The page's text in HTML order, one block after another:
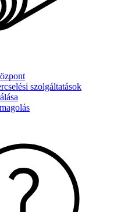
szolgáltatások